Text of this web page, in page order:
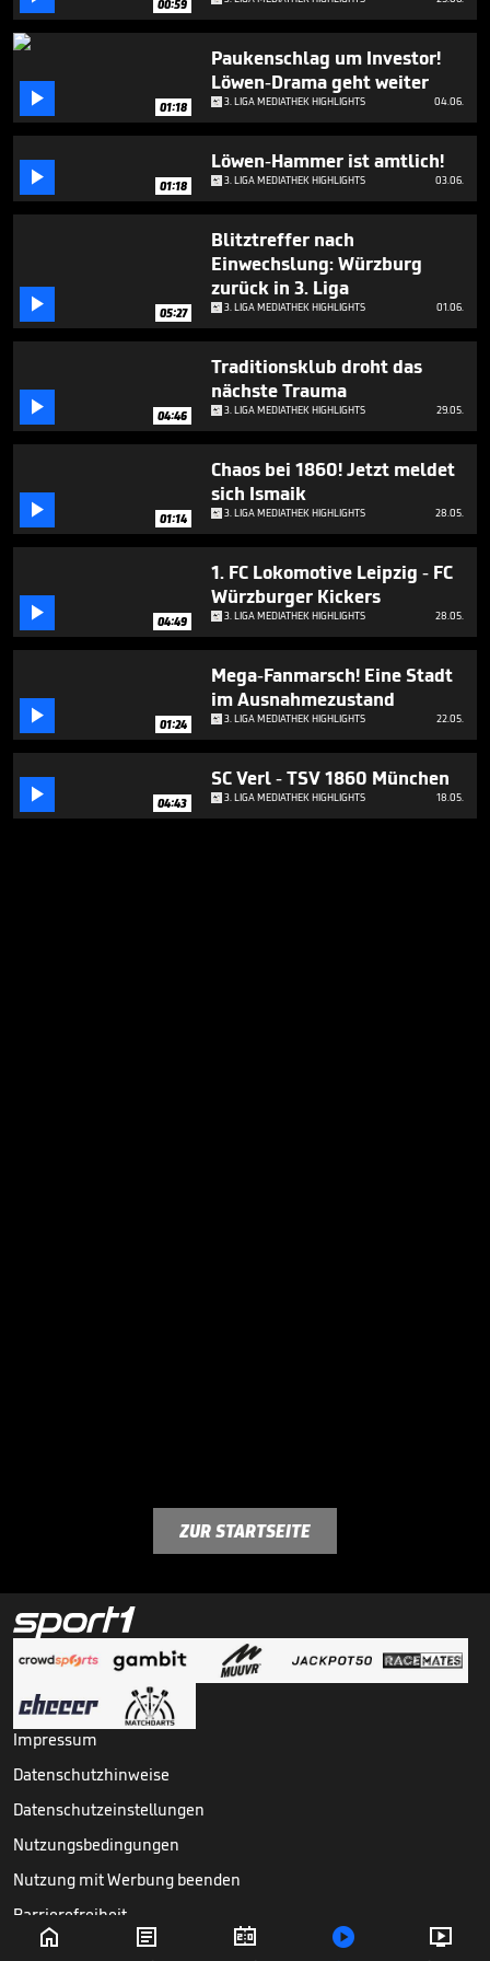
minutes,
54
seconds
00:59
 01:18
Paukenschlag um Investor!
Löwen-Drama geht weiter
3. LIGA MEDIATHEK HIGHLIGHTS 04.06.
 01:18
Löwen-Hammer ist amtlich!
3. LIGA MEDIATHEK HIGHLIGHTS 03.06.
 05:27
Blitztreffer nach
Einwechslung: Würzburg
zurück in 3. Liga
3. LIGA MEDIATHEK HIGHLIGHTS 01.06.
 04:46
Traditionsklub droht das
nächste Trauma
3. LIGA MEDIATHEK HIGHLIGHTS 29.05.
 01:14
Chaos bei 1860! Jetzt meldet
sich Ismaik
3. LIGA MEDIATHEK HIGHLIGHTS 28.05.
 04:49
1. FC Lokomotive Leipzig - FC
Würzburger Kickers
3. LIGA MEDIATHEK HIGHLIGHTS 28.05.
 01:24
Mega-Fanmarsch! Eine Stadt
im Ausnahmezustand
3. LIGA MEDIATHEK HIGHLIGHTS 22.05.
 04:43
SC Verl - TSV 1860 München
3. LIGA MEDIATHEK HIGHLIGHTS 18.05.
    
ZUR STARTSEITE
Impressum
Datenschutzhinweise
Datenschutzeinstellungen
Nutzungsbedingungen
Nutzung mit Werbung beenden
Barrierefreiheit
Copyright © Sport1 GmbH. Alle Rechte vorbehalten.